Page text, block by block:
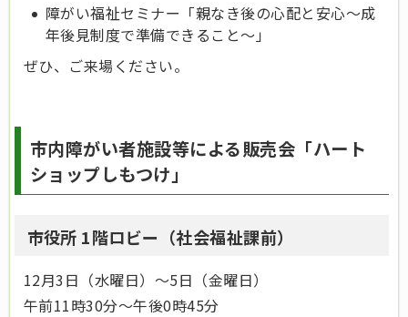
障がい福祉セミナー「親なき後の心配と安心～成
年後見制度で準備できること～」
ぜひ、ご来場ください。
市内障がい者施設等による販売会「ハート
ショップしもつけ」
市役所 1階ロビー（社会福祉課前）
12月3日（水曜日）～5日（金曜日）
午前11時30分～午後0時45分